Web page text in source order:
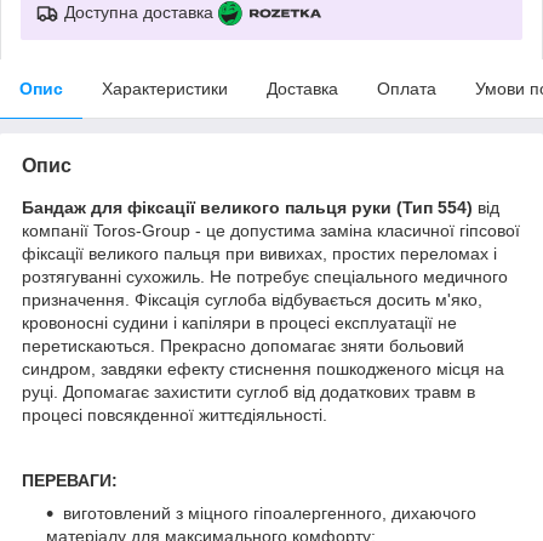
Доступна доставка
Опис Характеристики Доставка Оплата Умови
Опис
Бандаж для фіксації великого пальця руки (Тип 554) від
компанії Toros-Group - це допустима заміна класичної гіпсової
фіксації великого пальця при вивихах, простих переломах і
розтягуванні сухожиль. Не потребує спеціального медичного
призначення. Фіксація суглоба відбувається досить м'яко,
кровоносні судини і капіляри в процесі експлуатації не
перетискаються. Прекрасно допомагає зняти больовий
синдром, завдяки ефекту стиснення пошкодженого місця на
руці. Допомагає захистити суглоб від додаткових травм в
процесі повсякденної життєдіяльності.
ПЕРЕВАГИ:
виготовлений з міцного гіпоалергенного, дихаючого
матеріалу для максимального комфорту;